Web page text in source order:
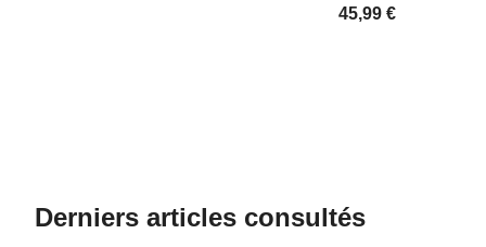
45,99 €
Derniers articles consultés